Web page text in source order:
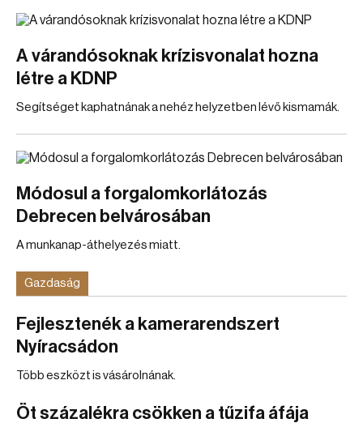
A várandósoknak krízisvonalat hozna
létre a KDNP
Segítséget kaphatnának a nehéz helyzetben lévő kismamák.
Módosul a forgalomkorlátozás
Debrecen belvárosában
A munkanap-áthelyezés miatt.
Gazdaság
Fejlesztenék a kamerarendszert
Nyíracsádon
Több eszközt is vásárolnának.
Öt százalékra csökken a tűzifa áfája